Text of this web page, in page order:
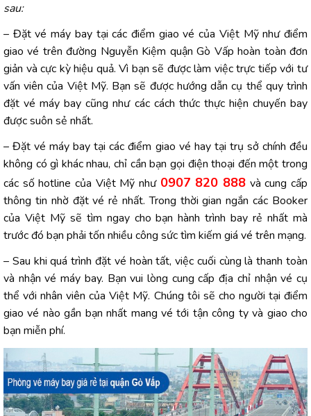
sau:
– Đặt vé máy bay tại các điểm giao vé của Việt Mỹ như điểm
giao vé trên đường Nguyễn Kiệm quận Gò Vấp hoàn toàn đơn
giản và cực kỳ hiệu quả. Vì bạn sẽ được làm việc trực tiếp với tư
vấn viên của Việt Mỹ. Bạn sẽ được hướng dẫn cụ thể quy trình
đặt vé máy bay cũng như các cách thức thực hiện chuyến bay
được suôn sẻ nhất.
– Đặt vé máy bay tại các điểm giao vé hay tại trụ sở chính đều
không có gì khác nhau, chỉ cần bạn gọi điện thoại đến một trong
các số hotline của Việt Mỹ như 0907 820 888 và cung cấp
thông tin nhờ đặt vé rẻ nhất. Trong thời gian ngắn các Booker
của Việt Mỹ sẽ tìm ngay cho bạn hành trình bay rẻ nhất mà
trước đó bạn phải tốn nhiều công sức tìm kiếm giá vé trên mạng.
– Sau khi quá trình đặt vé hoàn tất, việc cuối cùng là thanh toàn
và nhận vé máy bay. Bạn vui lòng cung cấp địa chỉ nhận vé cụ
thể với nhân viên của Việt Mỹ. Chúng tôi sẽ cho người tại điểm
giao vé nào gần bạn nhất mang vé tới tận công ty và giao cho
bạn miễn phí.